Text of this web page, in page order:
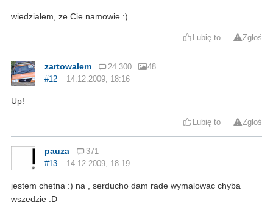
wiedzialem, ze Cie namowie :)
Lubię to Zgłoś
zartowalem 24 300
48
#12
14.12.2009, 18:16
Up!
Lubię to Zgłoś
pauza
371
#13
14.12.2009, 18:19
jestem chetna :) na , serducho dam rade wymalowac chyba
wszedzie :D